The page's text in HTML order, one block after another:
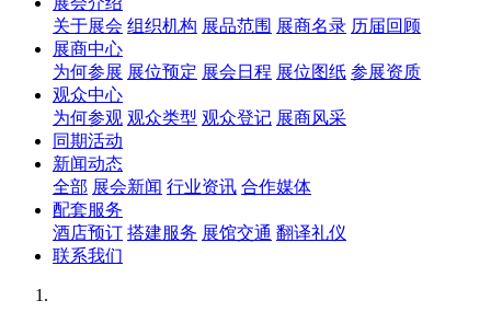
关于展会 组织机构 展品范围 展商名录 历届回顾
展商中心
为何参展 展位预定 展会日程 展位图纸 参展资质
观众中心
为何参观 观众类型 观众登记 展商风采
同期活动
新闻动态
全部 展会新闻 行业资讯 合作媒体
配套服务
酒店预订 搭建服务 展馆交通 翻译礼仪
联系我们